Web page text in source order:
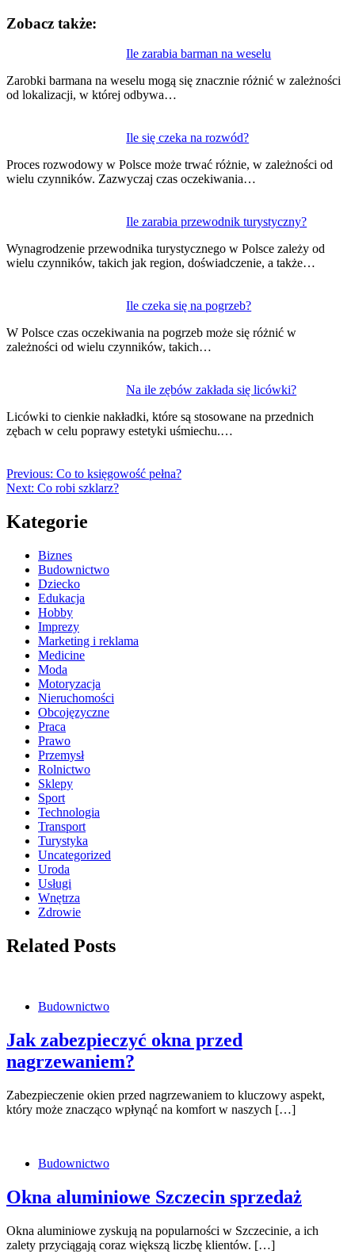
Zobacz także:
Ile zarabia barman na weselu
Zarobki barmana na weselu mogą się znacznie różnić w zależności
od lokalizacji, w której odbywa…
Ile się czeka na rozwód?
Proces rozwodowy w Polsce może trwać różnie, w zależności od
wielu czynników. Zazwyczaj czas oczekiwania…
Ile zarabia przewodnik turystyczny?
Wynagrodzenie przewodnika turystycznego w Polsce zależy od
wielu czynników, takich jak region, doświadczenie, a także…
Ile czeka się na pogrzeb?
W Polsce czas oczekiwania na pogrzeb może się różnić w
zależności od wielu czynników, takich…
Na ile zębów zakłada się licówki?
Licówki to cienkie nakładki, które są stosowane na przednich
zębach w celu poprawy estetyki uśmiechu.…
wpisu
Previous: Co to księgowość pełna?
Next: Co robi szklarz?
Kategorie
Biznes
Budownictwo
Dziecko
Edukacja
Hobby
Imprezy
Marketing i reklama
Medicine
Moda
Motoryzacja
Nieruchomości
Obcojęzyczne
Praca
Prawo
Przemysł
Rolnictwo
Sklepy
Sport
Technologia
Transport
Turystyka
Uncategorized
Uroda
Usługi
Wnętrza
Zdrowie
Related Posts
Budownictwo
Jak zabezpieczyć okna przed
nagrzewaniem?
Zabezpieczenie okien przed nagrzewaniem to kluczowy aspekt,
który może znacząco wpłynąć na komfort w naszych […]
Budownictwo
Okna aluminiowe Szczecin sprzedaż
Okna aluminiowe zyskują na popularności w Szczecinie, a ich
zalety przyciągają coraz większą liczbę klientów. […]